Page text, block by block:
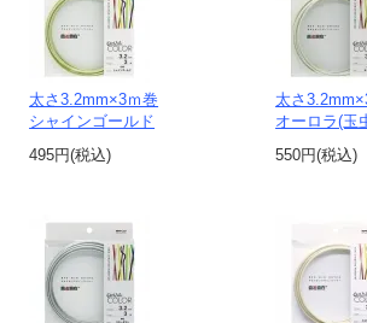
太さ3.2mm×3ｍ巻
シャインゴールド
495円(税込)
太さ
オーロラ(玉
550円(税込)